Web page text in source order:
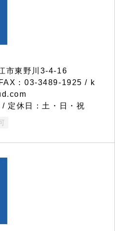
市東野川3-4-16
：03-3489-1925 / k
定休日：土・日・祝